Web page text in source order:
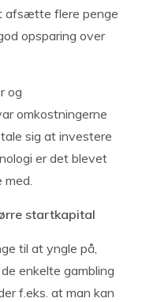
afsætte flere penge
opsparing over
og
omkostningerne
sig at investere
er det blevet
med.
startkapital
til at yngle på,
enkelte gambling
f.eks. at man kan